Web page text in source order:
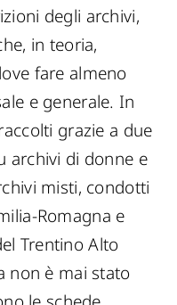
degli archivi,
in teoria,
fare almeno
e generale. In
grazie a due
archivi di donne e
misti, condotti
Romagna e
Trentino Alto
non è mai stato